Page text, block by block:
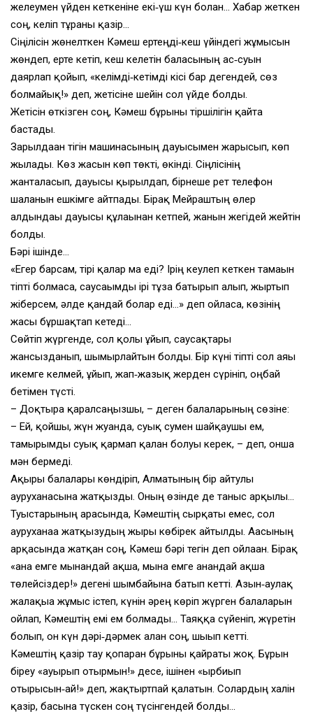
желеумен үйден кеткеніне екі‑үш күн болған… Хабар жеткен
соң, келіп тұрғаны қазір…
Сіңілісін жөнелткен Кәмеш ертеңді‑кеш үйіндегі жұмысын
жөндеп, ерте кетіп, кеш келетін баласының ас‑суын
даярлап қойып, «келімді‑кетімді кісі бар дегендей, сөз
болмайық!» деп, жетісіне шейін сол үйде болды.
Жетісін өткізген соң, Кәмеш бұрынғы тіршілігін қайта
бастады.
Зарылдаған тігін машинасының дауысымен жарысып, көп
жылады. Көз жасын көп төкті, өкінді. Сіңлісінің
жанталасып, дауысы қырылдап, бірнеше рет телефон
шалғанын ешкімге айтпады. Бірақ Мейраштың өлер
алдындағы дауысы құлағынан кетпей, жанын жегідей жейтін
болды.
Бәрі ішінде…
«Егер барсам, тірі қалар ма еді? Ірің кеулеп кеткен тамағын
тіпті болмаса, саусағымды ірі тұзға батырып алып, жыртып
жіберсем, әлде қандай болар еді…» деп ойласа, көзінің
жасы бұршақтап кетеді…
Сөйтіп жүргенде, сол қолы ұйып, саусақтары
жансызданып, шымырлайтын болды. Бір күні тіпті сол аяғы
икемге келмей, ұйып, жап‑жазық жерден сүрініп, оңбай
бетімен түсті.
– Доқтырға қаралсаңызшы, – деген балаларының сөзіне:
– Ей, қойшы, жүн жуғанда, суық сумен шайқаушы ем,
тамырымды суық қармап қалған болуы керек, – деп, онша
мән бермеді.
Ақыры балалары көндіріп, Алматының бір айтулы
ауруханасына жатқызды. Оның өзінде де таныс арқылы…
Туыстарының арасында, Кәмештің сырқаты емес, сол
ауруханаға жатқызудың жыры көбірек айтылды. Ағасының
арқасында жатқан соң, Кәмеш бәрі тегін деп ойлаған. Бірақ
«ана емге мынандай ақша, мына емге анандай ақша
төлейсіздер!» дегені шымбайына батып кетті. Азын‑аулақ
жалақыға жұмыс істеп, күнін әрең көріп жүрген балаларын
ойлап, Кәмештің емі ем болмады… Таяққа сүйеніп, жүретін
болып, он күн дәрі‑дәрмек алған соң, шығып кетті.
Кәмештің қазір тау қопарған бұрынғы қайраты жоқ. Бұрын
біреу «ауырып отырмын!» десе, ішінен «ырбиып
отырысын‑ай!» деп, жақтыртпай қалатын. Солардың халін
қазір, басына түскен соң түсінгендей болды…